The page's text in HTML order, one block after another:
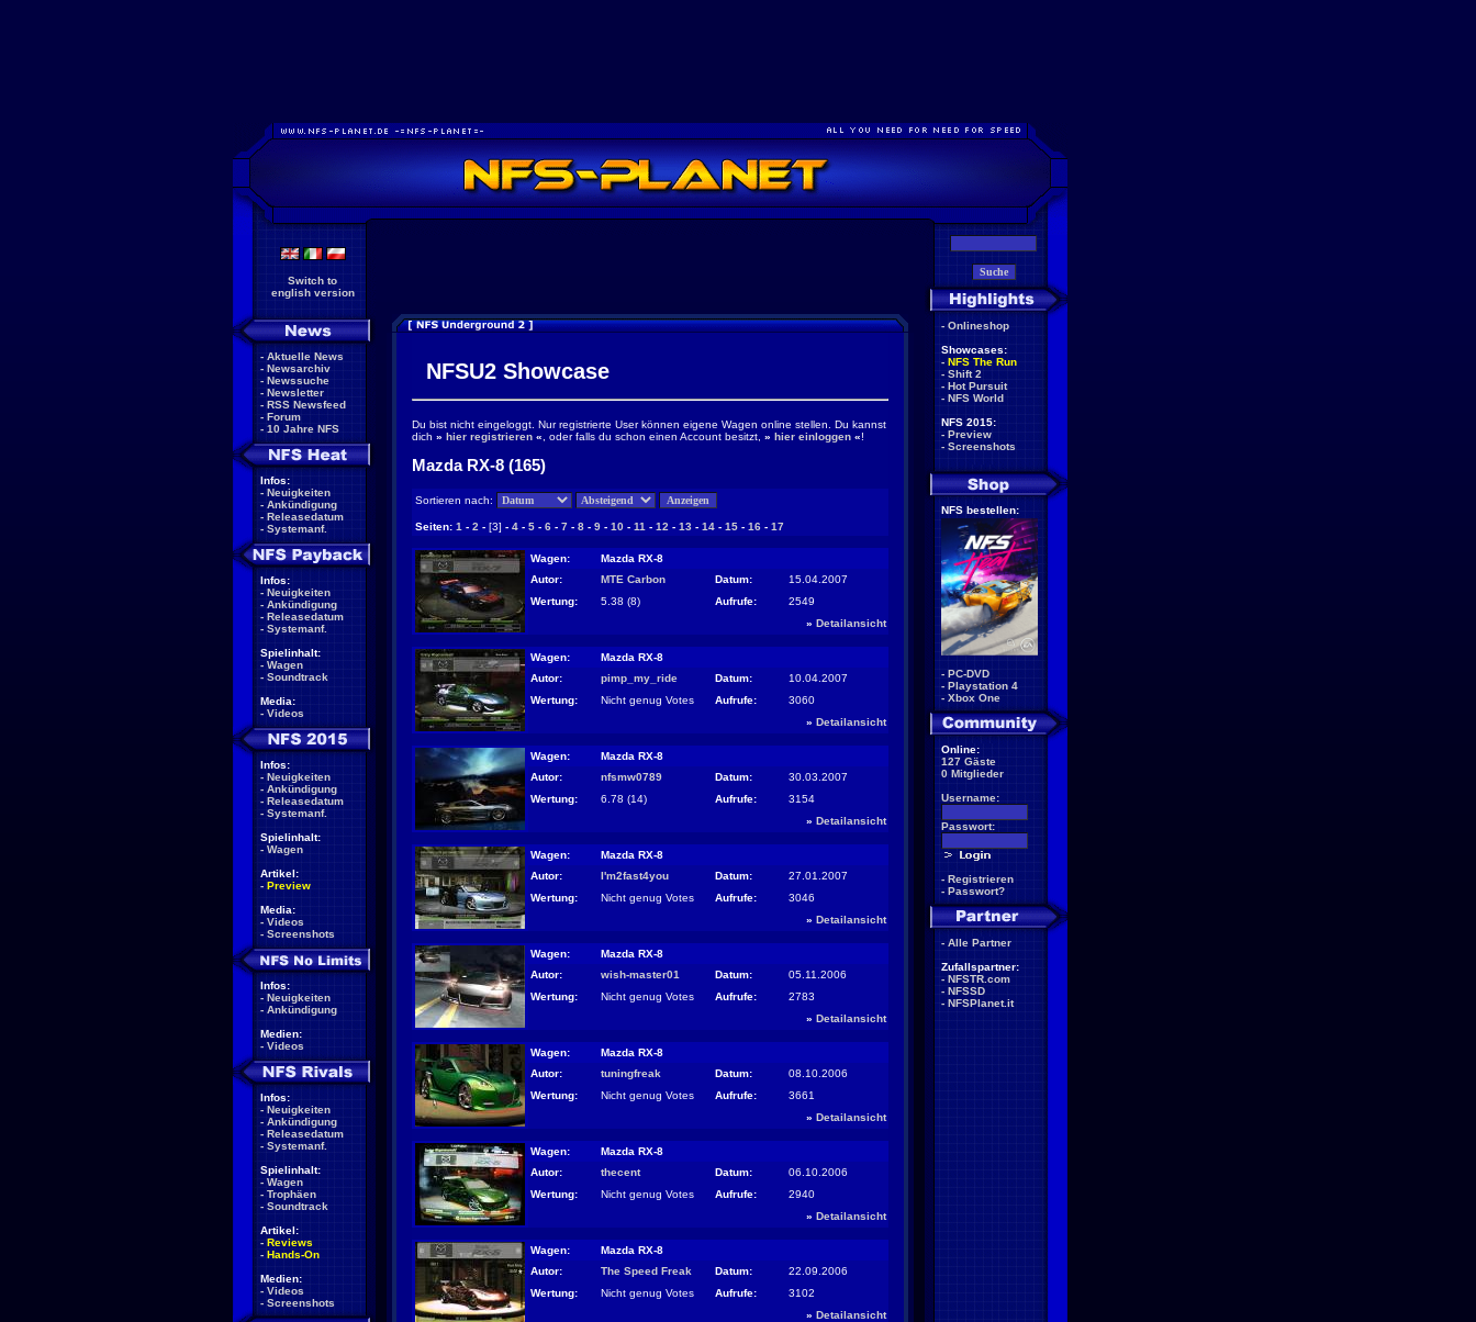
Switch to
english version
- Aktuelle News
- Newsarchiv
- Newssuche
- Newsletter
- RSS Newsfeed
- Forum
- 10 Jahre NFS
Infos:
- Neuigkeiten
- Ankündigung
- Releasedatum
- Systemanf.
Infos:
- Neuigkeiten
- Ankündigung
- Releasedatum
- Systemanf.
Spielinhalt:
- Wagen
- Soundtrack
Media:
- Videos
Infos:
- Neuigkeiten
- Ankündigung
- Releasedatum
- Systemanf.
Spielinhalt:
- Wagen
Artikel:
- Preview
Media:
- Videos
- Screenshots
Infos:
- Neuigkeiten
- Ankündigung
Medien:
- Videos
Infos:
- Neuigkeiten
- Ankündigung
- Releasedatum
- Systemanf.
Spielinhalt:
- Wagen
- Trophäen
- Soundtrack
Artikel:
- Reviews
- Hands-On
Medien:
- Videos
- Screenshots
NFSU2 Showcase
Du bist nicht eingeloggt. Nur registrierte User können eigene Wagen online stellen. Du kannst
dich » hier registrieren « , oder falls du schon einen Account besitzt, » hier einloggen «!
Mazda RX-8 (165)
Sortieren nach:
Seiten: 1 - 2 - [3] - 4 - 5 - 6 - 7 - 8 - 9 - 10 - 11 - 12 - 13 - 14 - 15 - 16 - 17
Wagen:
Mazda RX-8
Autor:
MTE Carbon Datum:
15.04.2007
Wertung:
5.38 (8) Aufrufe:
2549
» Detailansicht
Wagen:
Mazda RX-8
Autor:
pimp_my_ride Datum:
10.04.2007
Wertung:
Nicht genug Votes Aufrufe:
3060
» Detailansicht
Wagen:
Mazda RX-8
Autor:
nfsmw0789 Datum:
30.03.2007
Wertung:
6.78 (14) Aufrufe:
3154
» Detailansicht
Wagen:
Mazda RX-8
Autor:
I'm2fast4you Datum:
27.01.2007
Wertung:
Nicht genug Votes Aufrufe:
3046
» Detailansicht
Wagen:
Mazda RX-8
Autor:
wish-master01 Datum:
05.11.2006
Wertung:
Nicht genug Votes Aufrufe:
2783
» Detailansicht
Wagen:
Mazda RX-8
Autor:
tuningfreak Datum:
08.10.2006
Wertung:
Nicht genug Votes Aufrufe:
3661
» Detailansicht
Wagen:
Mazda RX-8
Autor:
thecent Datum:
06.10.2006
Wertung:
Nicht genug Votes Aufrufe:
2940
» Detailansicht
Wagen:
Mazda RX-8
Autor:
The Speed Freak Datum:
22.09.2006
Wertung:
Nicht genug Votes Aufrufe:
3102
» Detailansicht
- Onlineshop
Showcases:
- NFS The Run
- Shift 2
- Hot Pursuit
- NFS World
NFS 2015:
- Preview
- Screenshots
NFS bestellen:
- PC-DVD
- Playstation 4
- Xbox One
Online:
127 Gäste
0 Mitglieder
Username:
Passwort:
- Registrieren
- Passwort?
- Alle Partner
Zufallspartner:
- NFSTR.com
- NFSSD
- NFSPlanet.it